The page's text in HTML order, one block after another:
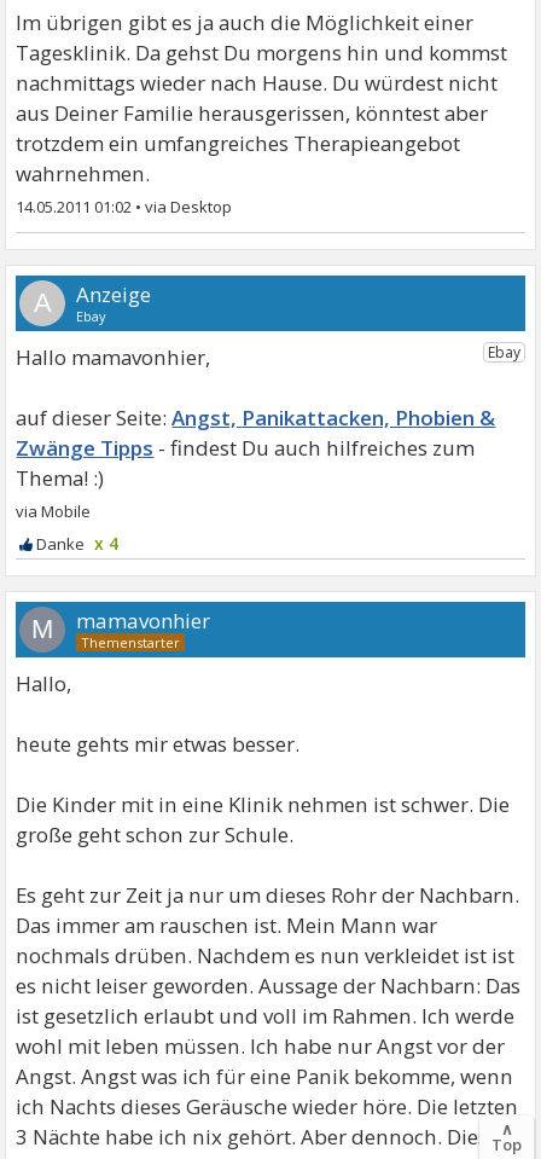
Im übrigen gibt es ja auch die Möglichkeit einer
Tagesklinik. Da gehst Du morgens hin und kommst
nachmittags wieder nach Hause. Du würdest nicht
aus Deiner Familie herausgerissen, könntest aber
trotzdem ein umfangreiches Therapieangebot
wahrnehmen.
14.05.2011 01:02 •
A
Hallo mamavonhier,
Angst, Panikattacken, Phobien &
Zwänge Tipps
x 4
M mamavonhier
Hallo,
heute gehts mir etwas besser.
Die Kinder mit in eine Klinik nehmen ist schwer. Die
große geht schon zur Schule.
Es geht zur Zeit ja nur um dieses Rohr der Nachbarn.
Das immer am rauschen ist. Mein Mann war
nochmals drüben. Nachdem es nun verkleidet ist ist
es nicht leiser geworden. Aussage der Nachbarn: Das
ist gesetzlich erlaubt und voll im Rahmen. Ich werde
wohl mit leben müssen. Ich habe nur Angst vor der
Angst. Angst was ich für eine Panik bekomme, wenn
ich Nachts dieses Geräusche wieder höre. Die letzten
3 Nächte habe ich nix gehört. Aber dennoch. Diese∧
Top